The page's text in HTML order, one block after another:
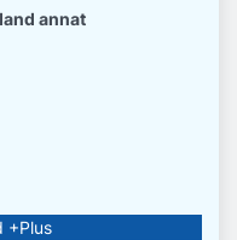
annat
+Plus